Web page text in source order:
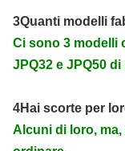
3Quanti modelli
Ci sono 3 modelli
JPQ32 e JPQ50
4Hai scorte per
Alcuni di loro,